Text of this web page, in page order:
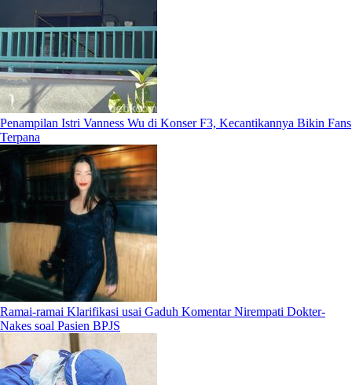
Penampilan Istri Vanness Wu di Konser F3, Kecantikannya Bikin Fans
Terpana
Ramai-ramai Klarifikasi usai Gaduh Komentar Nirempati Dokter-
Nakes soal Pasien BPJS